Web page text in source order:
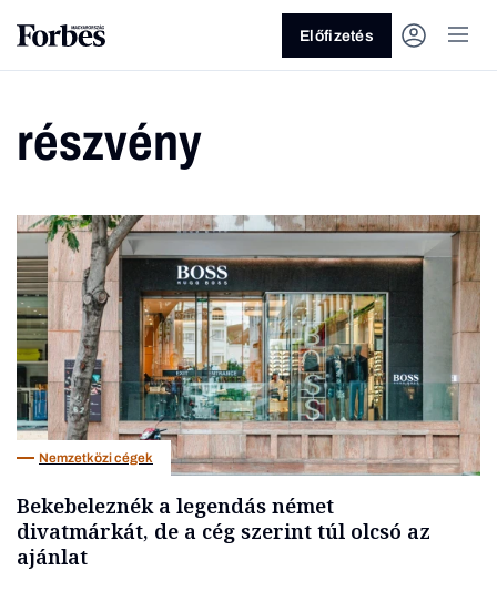
Vagy fedezze fel a következő
témákat
Üzlet Pénz Zöld Legyél jobb!
Előfizetés
részvény
Nemzetközi cégek
Bekebeleznék a legendás német
divatmárkát, de a cég szerint túl olcsó az
ajánlat